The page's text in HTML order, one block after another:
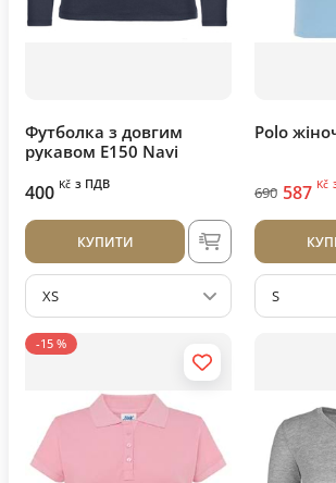
Футболка з довгим
рукавом E150 Navi
400 Kč з ПДВ
КУПИТИ
XS
Polo
690 587 Kč
S
-15 %